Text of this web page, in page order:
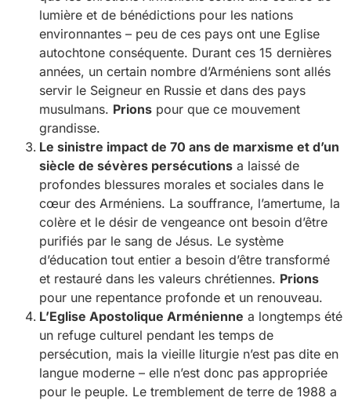
lumière et de bénédictions pour les nations
environnantes – peu de ces pays ont une Eglise
autochtone conséquente. Durant ces 15 dernières
années, un certain nombre d’Arméniens sont allés
servir le Seigneur en Russie et dans des pays
musulmans. Prions pour que ce mouvement
grandisse.
Le sinistre impact de 70 ans de marxisme et d’un
siècle de sévères persécutions a laissé de
profondes blessures morales et sociales dans le
cœur des Arméniens. La souffrance, l’amertume, la
colère et le désir de vengeance ont besoin d’être
purifiés par le sang de Jésus. Le système
d’éducation tout entier a besoin d’être transformé
et restauré dans les valeurs chrétiennes. Prions
pour une repentance profonde et un renouveau.
L’Eglise Apostolique Arménienne a longtemps été
un refuge culturel pendant les temps de
persécution, mais la vieille liturgie n’est pas dite en
langue moderne – elle n’est donc pas appropriée
pour le peuple. Le tremblement de terre de 1988 a